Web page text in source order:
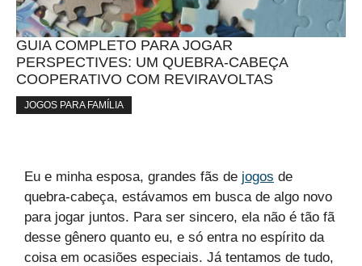
GUIA COMPLETO PARA JOGAR
PERSPECTIVES: UM QUEBRA-CABEÇA
COOPERATIVO COM REVIRAVOLTAS
JOGOS PARA FAMÍLIA
Eu e minha esposa, grandes fãs de jogos de
quebra-cabeça, estávamos em busca de algo novo
para jogar juntos. Para ser sincero, ela não é tão fã
desse gênero quanto eu, e só entra no espírito da
coisa em ocasiões especiais. Já tentamos de tudo,